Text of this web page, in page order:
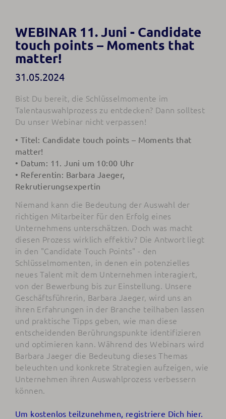
WEBINAR 11. Juni - Candidate
touch points – Moments that
matter!
31.05.2024
Bist Du bereit, die Schlüsselmomente im
Talentauswahlprozess zu entdecken? Dann solltest
Du unser Webinar nicht verpassen!
• Titel: Candidate touch points – Moments that
matter!
• Datum: 11. Juni um 10:00 Uhr
• Referentin: Barbara Jaeger,
Rekrutierungsexpertin
Niemand kann die Bedeutung der Auswahl der
richtigen Mitarbeiter für den Erfolg eines
Unternehmens unterschätzen. Doch was macht
diesen Prozess wirklich effektiv? Die Antwort liegt
in den "Candidate Touch Points" - den
Schlüsselmomenten, in denen ein potenzielles
neues Talent mit dem Unternehmen interagiert,
von der Bewerbung bis zur Einstellung. Unsere
Geschäftsführerin, Barbara Jaeger, wird uns an
ihren Erfahrungen in der Branche teilhaben lassen
und praktische Tipps geben, wie man diese
entscheidenden Berührungspunkte identifizieren
und optimieren kann. Während des Webinars wird
Barbara Jaeger die Bedeutung dieses Themas
beleuchten und konkrete Strategien aufzeigen, wie
Unternehmen ihren Auswahlprozess verbessern
können.
Um kostenlos teilzunehmen, registriere Dich hier.